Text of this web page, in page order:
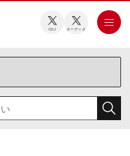
CDJ オーディオ